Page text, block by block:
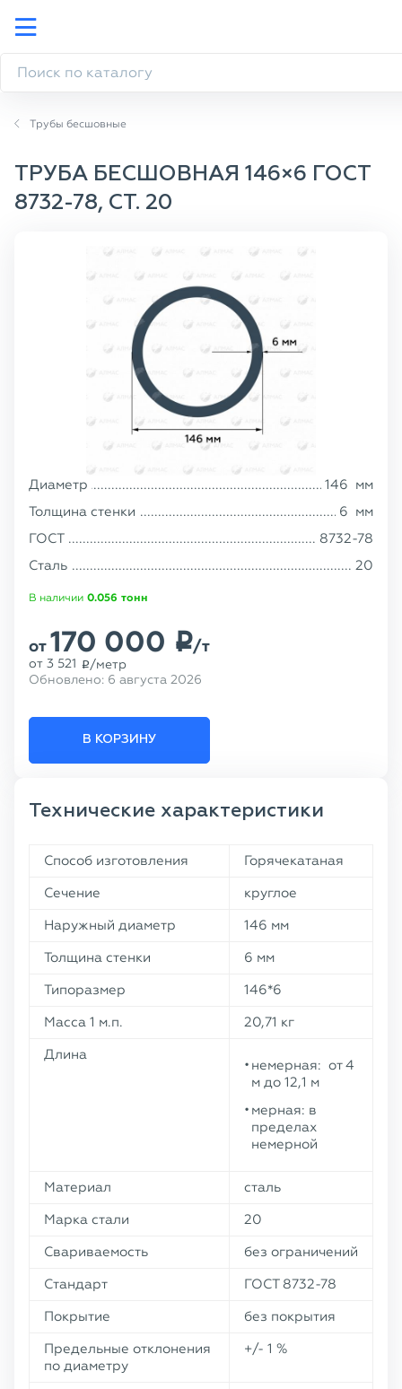
Трубы бесшовные
ТРУБА БЕСШОВНАЯ 146×6 ГОСТ
8732-78, СТ. 20
Диаметр 146 мм
Толщина стенки
6 мм
ГОСТ
8732-78
Сталь
20
В наличии 0.056 тонн
от170 000 p/т
от 3 521 p /метр
Обновлено: 6 августа 2026
В КОРЗИНУ
Технические характеристики
Способ изготовления
Горячекатаная
Сечение
круглое
Наружный диаметр
146 мм
Толщина стенки
6 мм
Типоразмер
146*6
Масса 1 м.п.
20,71 кг
Длина
немерная: от 4
м до 12,1 м
мерная: в
пределах
немерной
Материал
сталь
Марка стали
20
Свариваемость
без ограничений
Стандарт
ГОСТ 8732-78
Покрытие
без покрытия
Предельные отклонения
по диаметру
+/- 1 %